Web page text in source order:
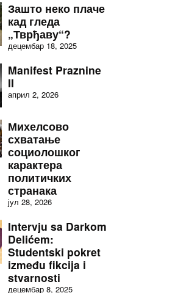
Зашто неко плаче
кад гледа
„Тврђаву“?
децембар 18, 2025
Manifest Praznine
II
април 2, 2026
Михелсово
схватање
социолошког
карактера
политичких
странака
јул 28, 2026
Intervju sa Darkom
Delićem:
Studentski pokret
između fikcija i
stvarnosti
децембар 8, 2025